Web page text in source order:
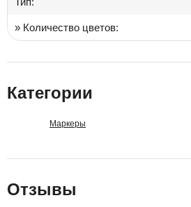
» Количество цветов:
Категории
Маркеры
Отзывы